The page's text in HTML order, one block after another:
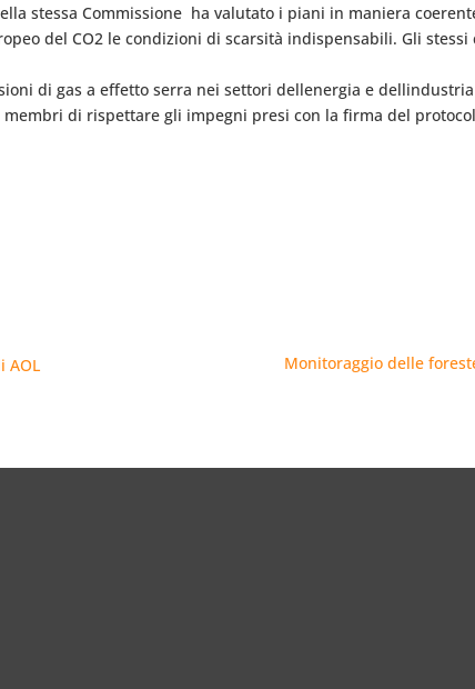
stessa Commissione  ha valutato i piani in maniera
del CO2 le condizioni di scarsità indispensabili. Gli
di gas a effetto serra nei settori dellenergia e
membri di rispettare gli impegni presi con la firma del
AOL
Monitoraggio delle